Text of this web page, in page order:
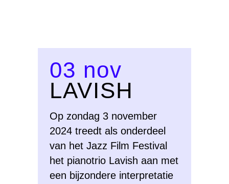
03 nov
LAVISH
Op zondag 3 november
2024 treedt als onderdeel
van het Jazz Film Festival
het pianotrio Lavish aan met
een bijzondere interpretatie